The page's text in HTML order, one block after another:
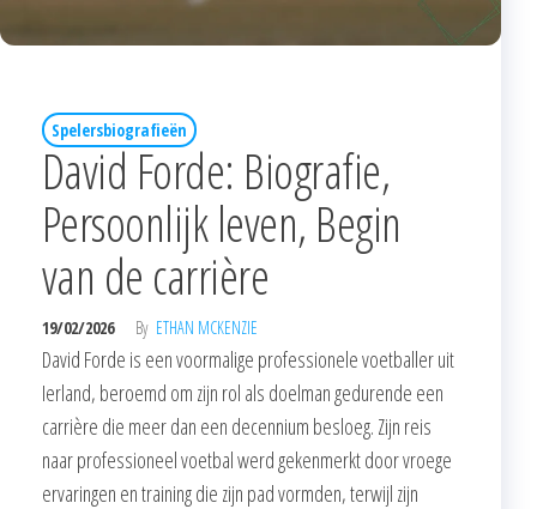
Spelersbiografieën
David Forde: Biografie,
Persoonlijk leven, Begin
van de carrière
19/02/2026 By ETHAN MCKENZIE
David Forde is een voormalige professionele voetballer uit
Ierland, beroemd om zijn rol als doelman gedurende een
carrière die meer dan een decennium besloeg. Zijn reis
naar professioneel voetbal werd gekenmerkt door vroege
ervaringen en training die zijn pad vormden, terwijl zijn